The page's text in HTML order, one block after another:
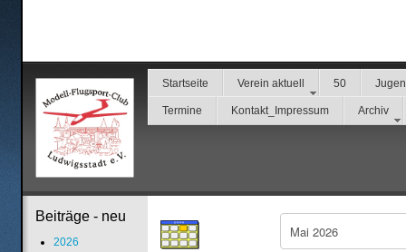
Startseite Verein aktuell 50
Termine Kontakt_Impressum Archiv
Beiträge - neu
2026